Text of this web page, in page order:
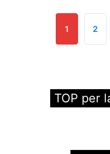
1 2
TOP per